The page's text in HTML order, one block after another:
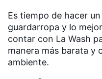
Es tiempo de hacer
guardarropa y lo
contar con La Wash
manera más barata y
ambiente.